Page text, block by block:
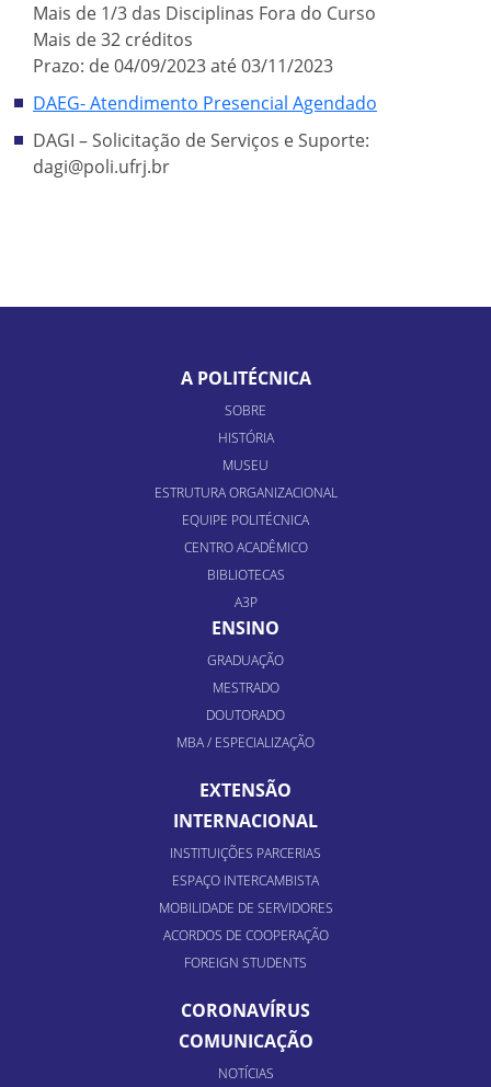
Mais de 1/3 das Disciplinas Fora do Curso
Mais de 32 créditos
Prazo: de 04/09/2023 até 03/11/2023
DAEG- Atendimento Presencial Agendado
DAGI – Solicitação de Serviços e Suporte:
dagi@poli.ufrj.br
A POLITÉCNICA
SOBRE
HISTÓRIA
MUSEU
ESTRUTURA ORGANIZACIONAL
EQUIPE POLITÉCNICA
CENTRO ACADÊMICO
BIBLIOTECAS
A3P
ENSINO
GRADUAÇÃO
MESTRADO
DOUTORADO
MBA / ESPECIALIZAÇÃO
EXTENSÃO
INTERNACIONAL
INSTITUIÇÕES PARCERIAS
ESPAÇO INTERCAMBISTA
MOBILIDADE DE SERVIDORES
ACORDOS DE COOPERAÇÃO
FOREIGN STUDENTS
CORONAVÍRUS
COMUNICAÇÃO
NOTÍCIAS